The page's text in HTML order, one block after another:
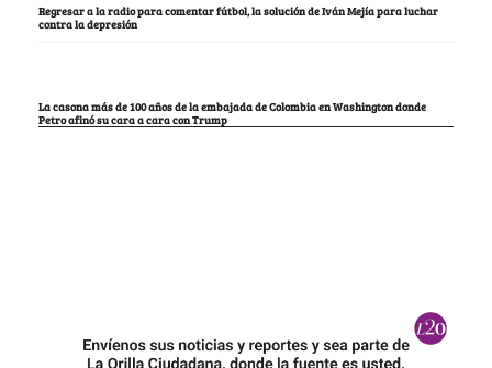
Regresar a la radio para comentar fútbol, la solución de Iván Mejía para luchar
contra la depresión
La casona más de 100 años de la embajada de Colombia en Washington donde
Petro afinó su cara a cara con Trump